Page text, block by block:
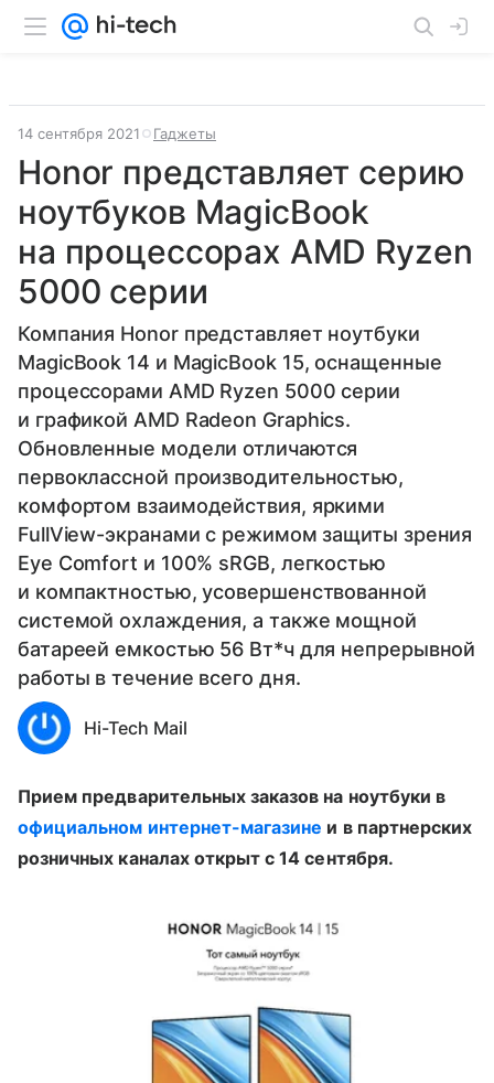
14 сентября 2021 Гаджеты
Honor представляет серию
ноутбуков MagicBook
на процессорах AMD Ryzen
5000 серии
Компания Honor представляет ноутбуки
MagicBook 14 и MagicBook 15, оснащенные
процессорами AMD Ryzen 5000 серии
и графикой AMD Radeon Graphics.
Обновленные модели отличаются
первоклассной производительностью,
комфортом взаимодействия, яркими
FullView-экранами с режимом защиты зрения
Eye Comfort и 100% sRGB, легкостью
и компактностью, усовершенствованной
системой охлаждения, а также мощной
батареей емкостью 56 Вт*ч для непрерывной
работы в течение всего дня.
Hi-Tech Mail
Прием предварительных заказов на ноутбуки в
официальном интернет-магазине и в партнерских
розничных каналах открыт с 14 сентября.